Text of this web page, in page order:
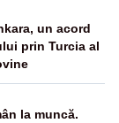
un acord
prin Turcia al
la muncă.